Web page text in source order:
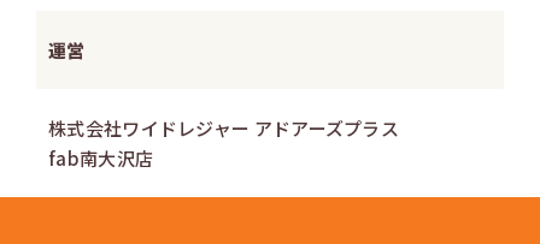
運営
株式会社ワイドレジャー アドアーズプラス
fab南大沢店